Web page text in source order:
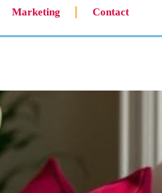
Marketing Contact